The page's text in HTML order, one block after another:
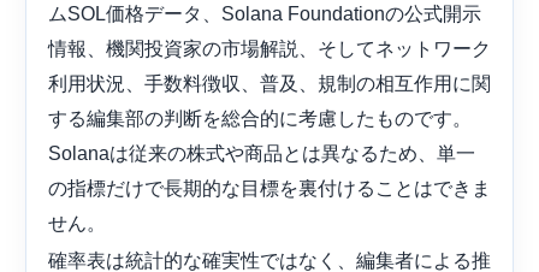
ムSOL価格データ、Solana Foundationの公式開示
情報、機関投資家の市場解説、そしてネットワーク
利用状況、手数料徴収、普及、規制の相互作用に関
する編集部の判断を総合的に考慮したものです。
Solanaは従来の株式や商品とは異なるため、単一
の指標だけで長期的な目標を裏付けることはできま
せん。
確率表は統計的な確実性ではなく、編集者による推